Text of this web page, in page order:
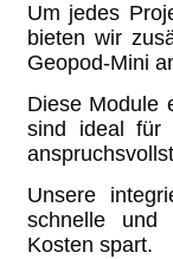
Um jedes
bieten wir
Geopod-Mini
Diese Module
sind ideal für
Unsere
schnelle und
Kosten spart.